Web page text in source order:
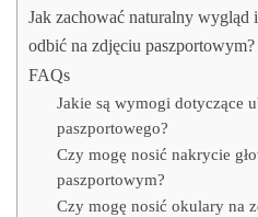
Jak zachować naturalny wygląd
odbić na zdjęciu paszportowym?
FAQs
Jakie są wymogi dotyczące
paszportowego?
Czy mogę nosić nakrycie
paszportowym?
Czy mogę nosić okulary na